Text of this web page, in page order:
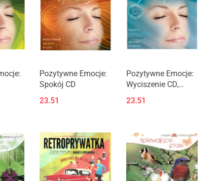
Pozytywne Emocje:
Spokój CD
23.51
Pozytywne Emocje:
Wyciszenie CD,
relaksacyjna
23.51